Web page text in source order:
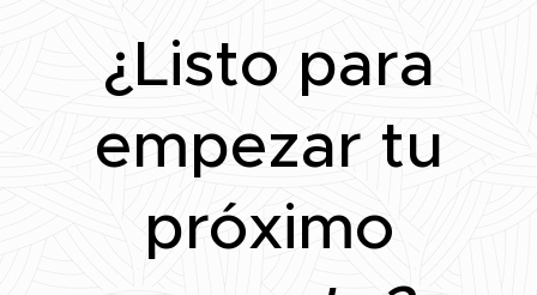
¿Listo para
empezar tu
próximo